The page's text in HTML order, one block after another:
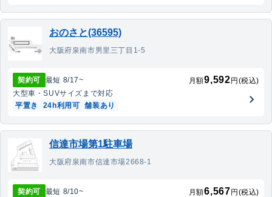
おのさと(36595)
大阪府泉南市男里三丁目1-5
契約可 最短 8/17~ 月額9,592 円(税込)
大型車・SUVサイズまで対応
平置き
24h利用可 舗装あり
信達市場第1駐車場
大阪府泉南市信達市場2668-1
契約可 最短 8/10~ 月額6,567 円(税込)